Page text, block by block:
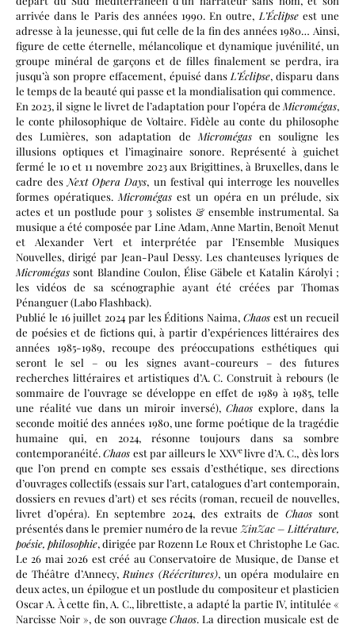
arrivée dans le Paris des années 1990. En outre, L’Éclipseest une
adresse à la jeunesse, qui fut celle de la fin des années 1980… Ainsi,
figure de cette éternelle, mélancolique et dynamique juvénilité, un
groupe minéral de garçons et de filles finalement se perdra, ira
jusqu’à son propre effacement, épuisé dans L’Éclipse, disparu dans
le temps de la beauté qui passe et la mondialisation qui commence.
En 2023, il signe le livret de l’adaptation pour l’opéra de Micromégas,
le conte philosophique de Voltaire. Fidèle au conte du philosophe
des Lumières, son adaptation de Micromégasen souligne les
illusions optiques et l’imaginaire sonore. Représenté à guichet
fermé le 10 et 11 novembre 2023 aux Brigittines, à Bruxelles, dans le
cadre des Next Opera Days, un festival qui interroge les nouvelles
formes opératiques. Micromégas est un opéra en un prélude, six
actes et un postlude pour 3 solistes & ensemble instrumental. Sa
musique a été composée par Line Adam, Anne Martin, Benoît Menut
et Alexander Vert et interprétée par l’Ensemble Musiques
Nouvelles, dirigé par Jean-Paul Dessy. Les chanteuses lyriques de
Micromégas sont Blandine Coulon, Élise Gäbele et Katalin Károlyi ;
les vidéos de sa scénographie ayant été créées par Thomas
Pénanguer (Labo Flashback).
Publié le 16 juillet 2024 par les Éditions Naima, Chaos est un recueil
de poésies et de fictions qui, à partir d’expériences littéraires des
années 1985-1989, recoupe des préoccupations esthétiques qui
seront le sel – ou les signes avant-coureurs – des futures
recherches littéraires et artistiques d’A. C. Construit à rebours (le
sommaire de l’ouvrage se développe en effet de 1989 à 1985, telle
une réalité vue dans un miroir inversé),Chaos explore, dans la
seconde moitié des années 1980, une forme poétique de la tragédie
humaine qui, en 2024, résonne toujours dans sa sombre
contemporanéité. Chaos est par ailleurs le XXVelivre d’A. C., dès lors
que l’on prend en compte ses essais d’esthétique, ses directions
d’ouvrages collectifs (essais sur l’art, catalogues d’art contemporain,
dossiers en revues d’art) et ses récits (roman, recueil de nouvelles,
livret d’opéra). En septembre 2024, des extraits deChaos sont
présentés dans le premier numéro de la revue ZinZac – Littérature,
poésie, philosophie, dirigée par Rozenn Le Roux et Christophe Le Gac.
Le 26 mai 2026 est créé au Conservatoire de Musique, de Danse et
de Théâtre d’Annecy, Ruines (Réécritures), un opéra modulaire en
deux actes, un épilogue et un postlude du compositeur et plasticien
Oscar A. À cette fin, A. C., librettiste, a adapté la partie IV, intitulée «
Narcisse Noir », de son ouvrageChaos. La direction musicale est de